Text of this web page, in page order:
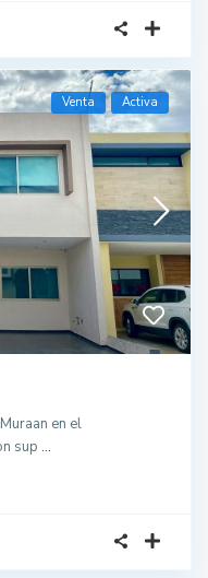
Venta Activa
en el
sup ...
WhatsApp